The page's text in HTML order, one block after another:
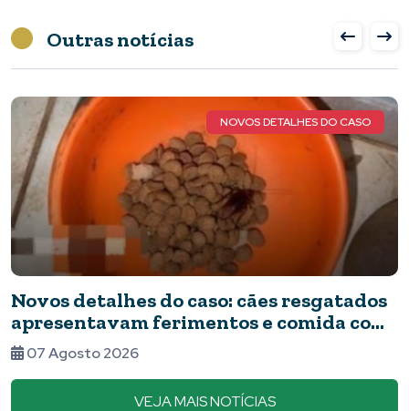
Outras notícias
QUERIDA MARIA LUIZA DE FARIA
Nota de Pesar
06 Agosto 2026
VEJA MAIS NOTÍCIAS